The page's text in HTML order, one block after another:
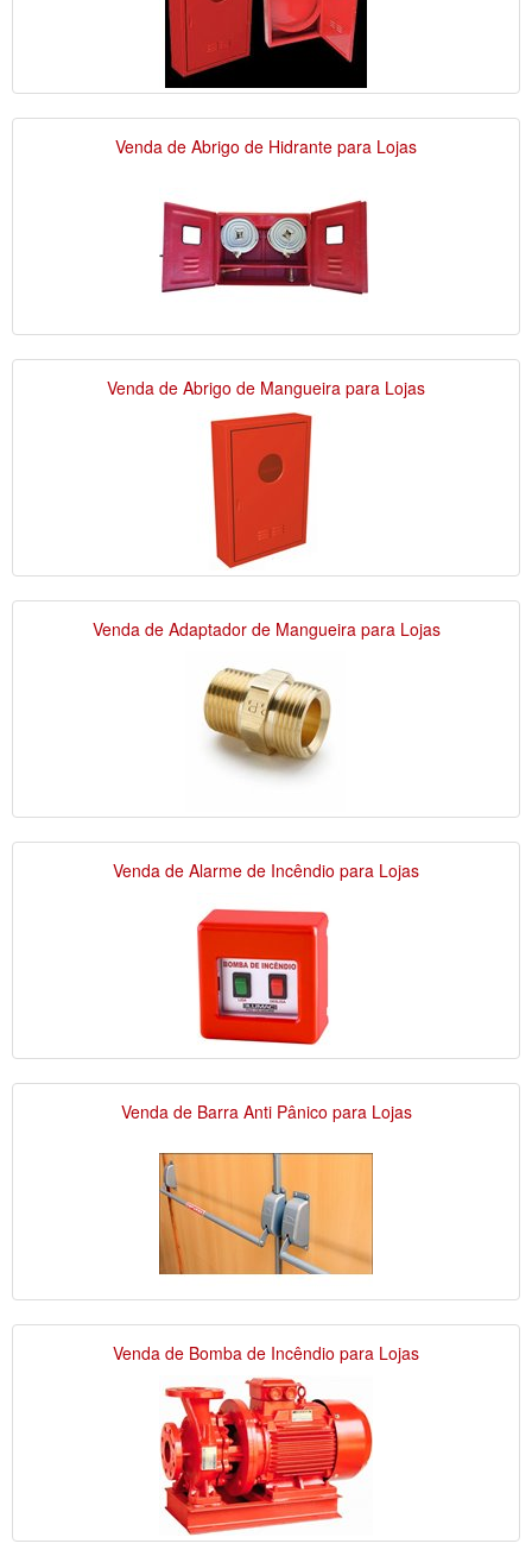
Venda de Abrigo de Hidrante para Lojas
Venda de Abrigo de Mangueira para Lojas
Venda de Adaptador de Mangueira para Lojas
Venda de Alarme de Incêndio para Lojas
Venda de Barra Anti Pânico para Lojas
Venda de Bomba de Incêndio para Lojas